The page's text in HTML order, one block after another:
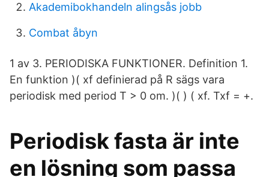
Akademibokhandeln alingsås jobb
Combat åbyn
1 av 3. PERIODISKA FUNKTIONER. Definition 1.
En funktion )( xf definierad på R sägs vara
periodisk med period T > 0 om. )( ) ( xf. Txf = +.
Periodisk fasta är inte
en lösning som passa